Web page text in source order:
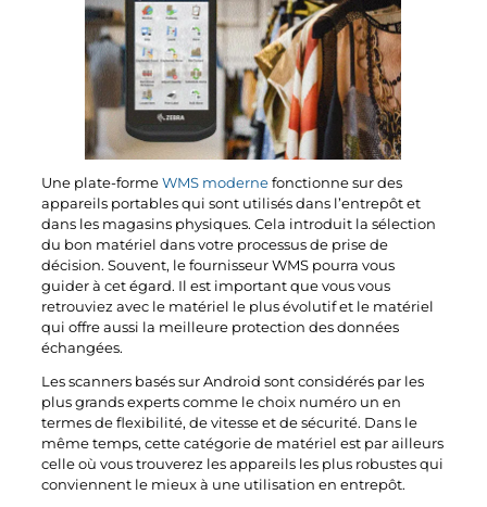
Une plate-formeWMS moderne fonctionne sur des
appareils portables qui sont utilisés dans l’entrepôt et
dans les magasins physiques. Cela introduit la sélection
du bon matériel dans votre processus de prise de
décision. Souvent, le fournisseur WMS pourra vous
guider à cet égard. Il est important que vous vous
retrouviez avec le matériel le plus évolutif et le matériel
qui offre aussi la meilleure protection des données
échangées.
Les scanners basés sur Android sont considérés par les
plus grands experts comme le choix numéro un en
termes de flexibilité, de vitesse et de sécurité. Dans le
même temps, cette catégorie de matériel est par ailleurs
celle où vous trouverez les appareils les plus robustes qui
conviennent le mieux à une utilisation en entrepôt.